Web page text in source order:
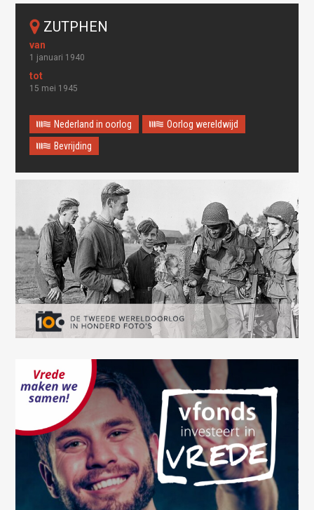
ZUTPHEN
1 januari 1940
15 mei 1945
Nederland in oorlog
Oorlog wereldwijd
Bevrijding